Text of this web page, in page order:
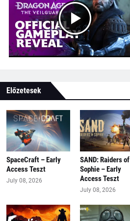
Előzetesek
SpaceCraft – Early
Access Teszt
July 08, 2026
SAND: Raiders of
Sophie – Early
Access Teszt
July 08, 2026